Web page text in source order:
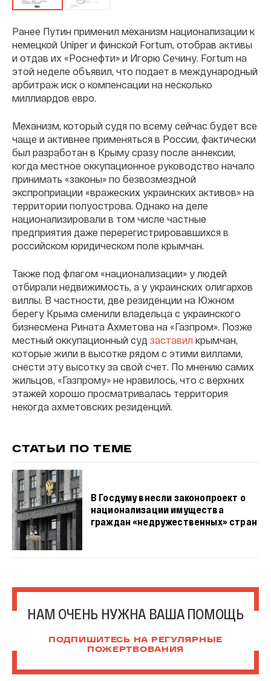
Ранее Путин применил механизм национализации к
немецкой Uniper и финской Fortum, отобрав активы
и отдав их «Роснефти» и Игорю Сечину. Fortum на
этой неделе объявил, что подает в международный
арбитраж иск о компенсации на несколько
миллиардов евро.
Механизм, который судя по всему сейчас будет все
чаще и активнее применяться в России, фактически
был разработан в Крыму сразу после аннексии,
когда местное оккупационное руководство начало
принимать «законы» по безвозмездной
экспроприации «вражеских украинских активов» на
территории полуострова. Однако на деле
национализировали в том числе частные
предприятия даже перерегистрировавшихся в
российском юридическом поле крымчан.
Также под флагом «национализации» у людей
отбирали недвижимость, а у украинских олигархов
виллы. В частности, две резиденции на Южном
берегу Крыма сменили владельца с украинского
бизнесмена Рината Ахметова на «Газпром». Позже
местный оккупационный суд заставил крымчан,
которые жили в высотке рядом с этими виллами,
снести эту высотку за свой счет. По мнению самих
жильцов, «Газпрому» не нравилось, что с верхних
этажей хорошо просматривалась территория
некогда ахметовских резиденций.
СТАТЬИ ПО ТЕМЕ
В Госдуму внесли законопроект о
национализации имущества
граждан «недружественных» стран
НАМ ОЧЕНЬ НУЖНА ВАША ПОМОЩЬ
ПОДПИШИТЕСЬ НА РЕГУЛЯРНЫЕ
ПОЖЕРТВОВАНИЯ